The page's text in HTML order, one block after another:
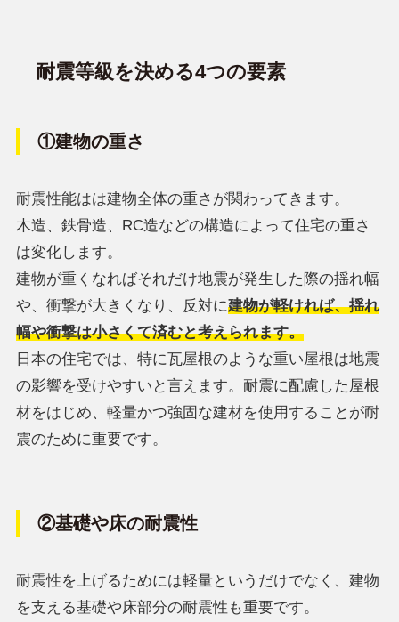
耐震等級を決める4つの要素
①建物の重さ
耐震性能はは建物全体の重さが関わってきます。
木造、鉄骨造、RC造などの構造によって住宅の重さ
は変化します。
建物が重くなればそれだけ地震が発生した際の揺れ幅
や、衝撃が大きくなり、反対に建物が軽ければ、揺れ
幅や衝撃は小さくて済むと考えられます。
日本の住宅では、特に瓦屋根のような重い屋根は地震
の影響を受けやすいと言えます。耐震に配慮した屋根
材をはじめ、軽量かつ強固な建材を使用することが耐
震のために重要です。
②基礎や床の耐震性
耐震性を上げるためには軽量というだけでなく、建物
を支える基礎や床部分の耐震性も重要です。